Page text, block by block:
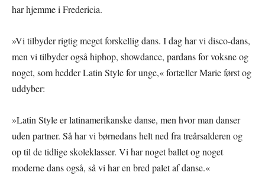
har hjemme i Fredericia.
»Vi tilbyder rigtig meget forskellig dans. I dag har vi disco-dans,
men vi tilbyder også hiphop, showdance, pardans for voksne og
noget, som hedder Latin Style for unge,« fortæller Marie først og
uddyber:
»Latin Style er latinamerikanske danse, men hvor man danser
uden partner. Så har vi børnedans helt ned fra treårsalderen og
op til de tidlige skoleklasser. Vi har noget ballet og noget
moderne dans også, så vi har en bred palet af danse.«